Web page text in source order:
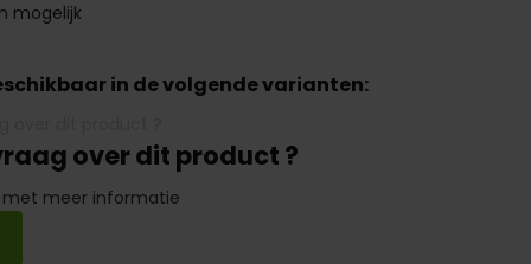
mogelijk
in de volgende varianten:
over dit product ?
met meer informatie